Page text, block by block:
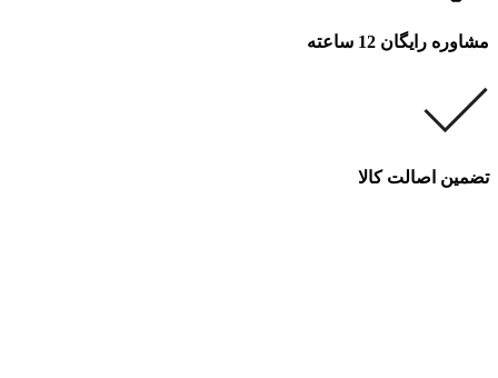
مشاوره رایگان 12 ساعته
تضمین اصالت کالا